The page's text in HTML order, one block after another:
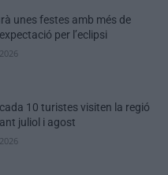
unes festes amb més de
per l’eclipsi
10 turistes visiten la regió
juliol i agost